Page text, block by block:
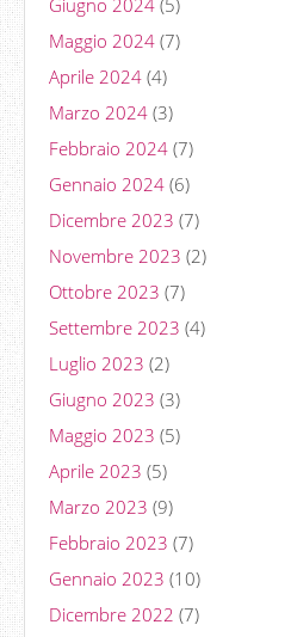
Giugno 2024 (5)
Maggio 2024 (7)
Aprile 2024 (4)
Marzo 2024 (3)
Febbraio 2024 (7)
Gennaio 2024 (6)
Dicembre 2023 (7)
Novembre 2023 (2)
Ottobre 2023 (7)
Settembre 2023 (4)
Luglio 2023 (2)
Giugno 2023 (3)
Maggio 2023 (5)
Aprile 2023 (5)
Marzo 2023 (9)
Febbraio 2023 (7)
Gennaio 2023 (10)
Dicembre 2022 (7)